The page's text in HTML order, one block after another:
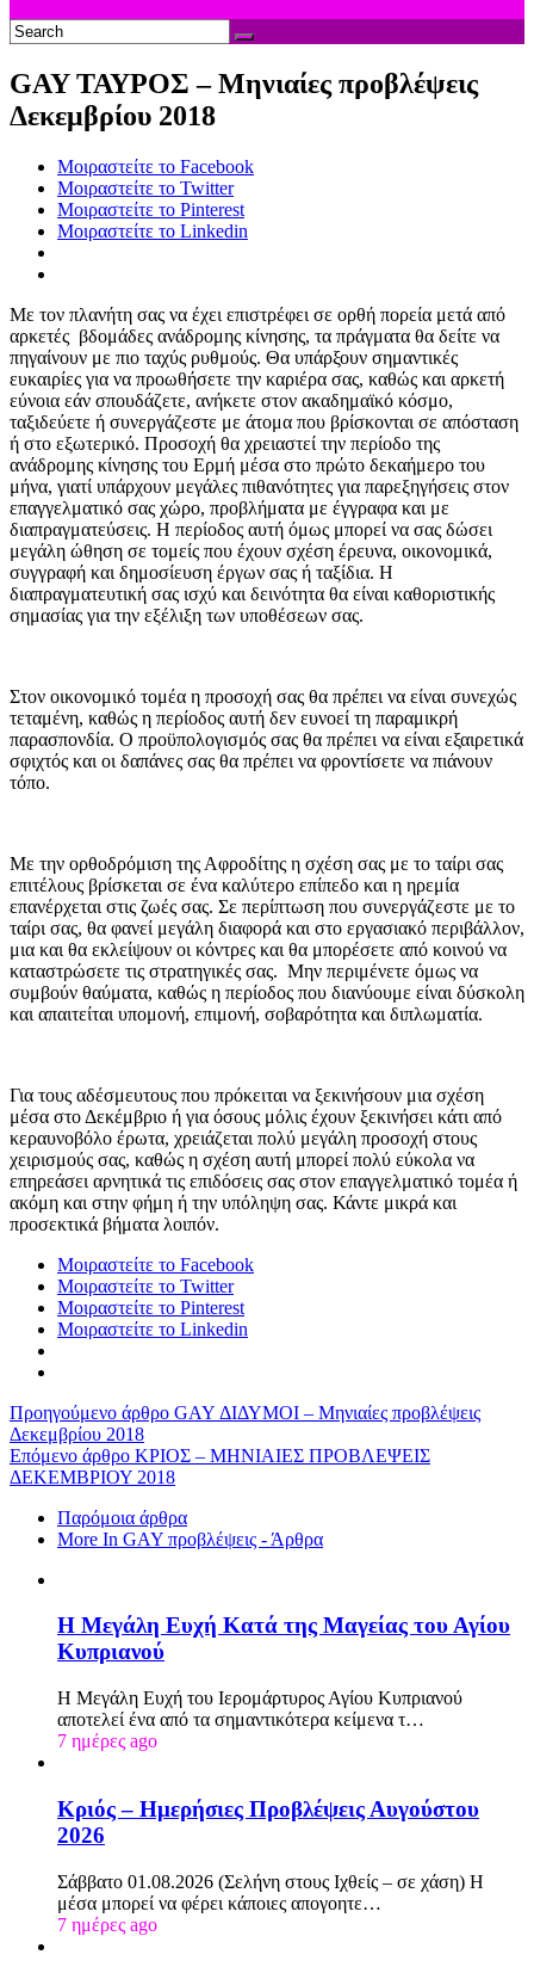
GAY ΤΑΥΡΟΣ – Μηνιαίες προβλέψεις
Δεκεμβρίου 2018
Μοιραστείτε το Facebook
Μοιραστείτε το Twitter
Μοιραστείτε το Pinterest
Μοιραστείτε το Linkedin
Με τον πλανήτη σας να έχει επιστρέφει σε ορθή πορεία μετά από
αρκετές βδομάδες ανάδρομης κίνησης, τα πράγματα θα δείτε να
πηγαίνουν με πιο ταχύς ρυθμούς. Θα υπάρξουν σημαντικές
ευκαιρίες για να προωθήσετε την καριέρα σας, καθώς και αρκετή
εύνοια εάν σπουδάζετε, ανήκετε στον ακαδημαϊκό κόσμο,
ταξιδεύετε ή συνεργάζεστε με άτομα που βρίσκονται σε απόσταση
ή στο εξωτερικό. Προσοχή θα χρειαστεί την περίοδο της
ανάδρομης κίνησης του Ερμή μέσα στο πρώτο δεκαήμερο του
μήνα, γιατί υπάρχουν μεγάλες πιθανότητες για παρεξηγήσεις στον
επαγγελματικό σας χώρο, προβλήματα με έγγραφα και με
διαπραγματεύσεις. Η περίοδος αυτή όμως μπορεί να σας δώσει
μεγάλη ώθηση σε τομείς που έχουν σχέση έρευνα, οικονομικά,
συγγραφή και δημοσίευση έργων σας ή ταξίδια. Η
διαπραγματευτική σας ισχύ και δεινότητα θα είναι καθοριστικής
σημασίας για την εξέλιξη των υποθέσεων σας.
Στον οικονομικό τομέα η προσοχή σας θα πρέπει να είναι συνεχώς
τεταμένη, καθώς η περίοδος αυτή δεν ευνοεί τη παραμικρή
παρασπονδία. Ο προϋπολογισμός σας θα πρέπει να είναι εξαιρετικά
σφιχτός και οι δαπάνες σας θα πρέπει να φροντίσετε να πιάνουν
τόπο.
Με την ορθοδρόμιση της Αφροδίτης η σχέση σας με το ταίρι σας
επιτέλους βρίσκεται σε ένα καλύτερο επίπεδο και η ηρεμία
επανέρχεται στις ζωές σας. Σε περίπτωση που συνεργάζεστε με το
ταίρι σας, θα φανεί μεγάλη διαφορά και στο εργασιακό περιβάλλον,
μια και θα εκλείψουν οι κόντρες και θα μπορέσετε από κοινού να
καταστρώσετε τις στρατηγικές σας. Μην περιμένετε όμως να
συμβούν θαύματα, καθώς η περίοδος που διανύουμε είναι δύσκολη
και απαιτείται υπομονή, επιμονή, σοβαρότητα και διπλωματία.
Για τους αδέσμευτους που πρόκειται να ξεκινήσουν μια σχέση
μέσα στο Δεκέμβριο ή για όσους μόλις έχουν ξεκινήσει κάτι από
κεραυνοβόλο έρωτα, χρειάζεται πολύ μεγάλη προσοχή στους
χειρισμούς σας, καθώς η σχέση αυτή μπορεί πολύ εύκολα να
επηρεάσει αρνητικά τις επιδόσεις σας στον επαγγελματικό τομέα ή
ακόμη και στην φήμη ή την υπόληψη σας. Κάντε μικρά και
προσεκτικά βήματα λοιπόν.
Μοιραστείτε το Facebook
Μοιραστείτε το Twitter
Μοιραστείτε το Pinterest
Μοιραστείτε το Linkedin
Προηγούμενο άρθρο GAY ΔΙΔΥΜΟΙ – Μηνιαίες προβλέψεις
Δεκεμβρίου 2018
Επόμενο άρθρο ΚΡΙΟΣ – ΜΗΝΙΑΙΕΣ ΠΡΟΒΛΕΨΕΙΣ
ΔΕΚΕΜΒΡΙΟΥ 2018
Παρόμοια άρθρα
More In GAY προβλέψεις - Άρθρα
Η Μεγάλη Ευχή Κατά της Μαγείας του Αγίου
Κυπριανού
Η Μεγάλη Ευχή του Ιερομάρτυρος Αγίου Κυπριανού
αποτελεί ένα από τα σημαντικότερα κείμενα τ…
7 ημέρες ago
Κριός – Ημερήσιες Προβλέψεις Αυγούστου
2026
Σάββατο 01.08.2026 (Σελήνη στους Ιχθείς – σε χάση) Η
μέσα μπορεί να φέρει κάποιες απογοητε…
7 ημέρες ago